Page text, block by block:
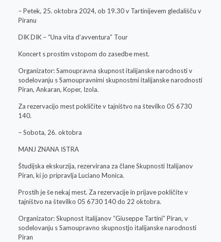
– Petek, 25. oktobra 2024, ob 19.30 v Tartinijevem gledališču v
Piranu
DIK DIK – “Una vita d’avventura” Tour
Koncert s prostim vstopom do zasedbe mest.
Organizator: Samoupravna skupnost italijanske narodnosti v
sodelovanju s Samoupravnimi skupnostmi italijanske narodnosti
Piran, Ankaran, Koper, Izola.
Za rezervacijo mest pokličite v tajništvo na številko 05 6730
140.
– Sobota, 26. oktobra
MANJ ZNANA ISTRA
Študijska ekskurzija, rezervirana za člane Skupnosti Italijanov
Piran, ki jo pripravlja Luciano Monica.
Prostih je še nekaj mest. Za rezervacije in prijave pokličite v
tajništvo na številko 05 6730 140 do 22 oktobra.
Organizator: Skupnost Italijanov “Giuseppe Tartini” Piran, v
sodelovanju s Samoupravno skupnostjo italijanske narodnosti
Piran